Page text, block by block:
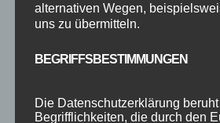
von Steffen Braun|März 23, 2025
alternativen Wegen,
uns zu übermitteln.
BEGRIFFSBESTIMMUNGEN
Die Datenschutzerklärung
Begrifflichkeiten, die durch den